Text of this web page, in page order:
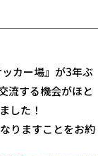
カー場』が3年ぶ
流する機会がほと
した！
りますことをお約